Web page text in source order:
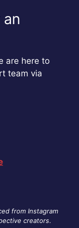
are here to
team via
from Instagram
creators.